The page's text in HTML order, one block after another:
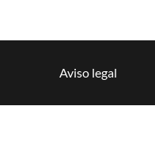
Aviso legal